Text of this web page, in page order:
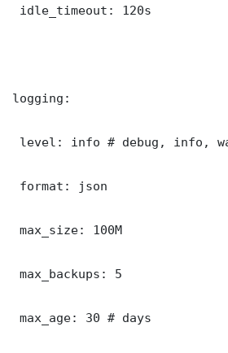
idle_timeout: 120s
logging:
level: info # debug, info,
format: json
max_size: 100M
max_backups: 5
max_age: 30 # days